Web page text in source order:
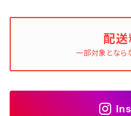
配
一部対象となら